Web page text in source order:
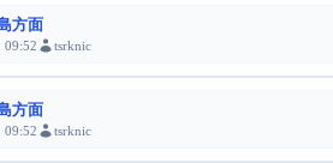
方面
09:52 tsrknic
方面
09:52 tsrknic